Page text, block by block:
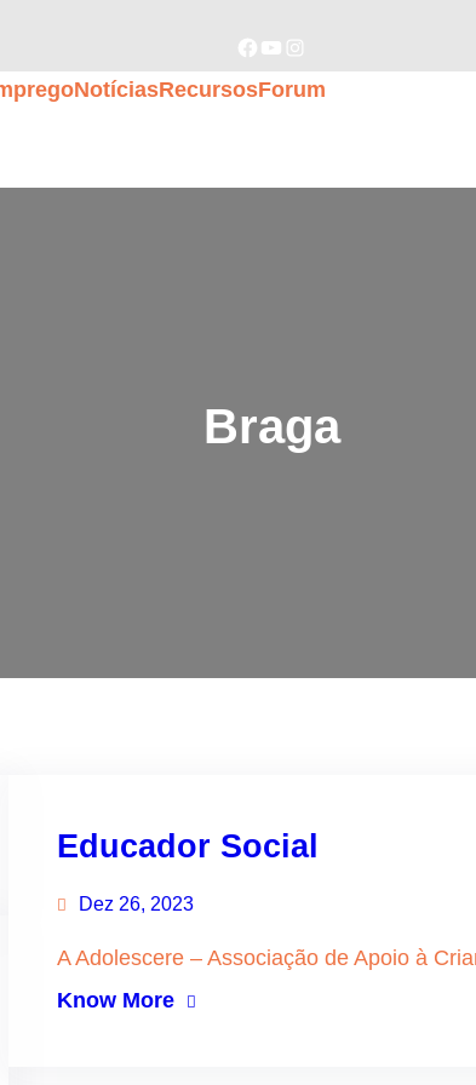
Facebook YouTube Instagram
NotíciasRecursosForum
Braga
Educador Social
Dez 26, 2023
A Adolescere – Associação de Apoio à
Know More